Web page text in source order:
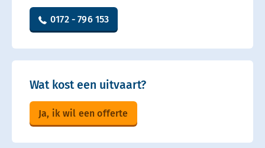
0172 - 796 153
Wat kost een uitvaart?
Ja, ik wil een offerte